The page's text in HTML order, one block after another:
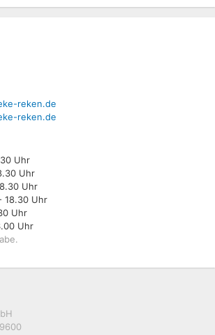
reken.de
reken.de
Uhr
Uhr
Uhr
18.30 Uhr
Uhr
Uhr